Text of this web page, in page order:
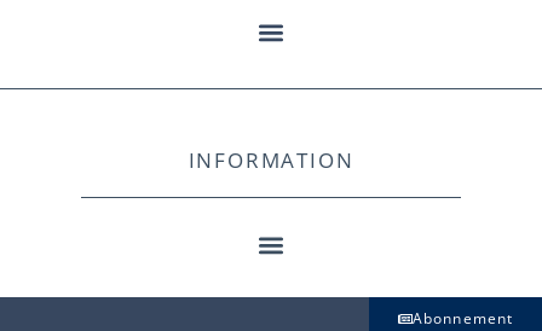
INFORMATION
Abonnement